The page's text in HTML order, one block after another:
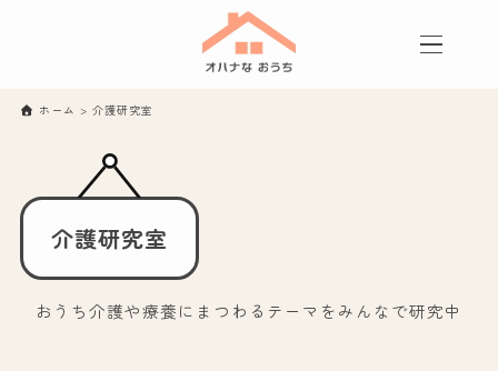
ホーム >介護研究室
介護研究室
おうち介護や療養にまつわるテーマをみんなで研究中